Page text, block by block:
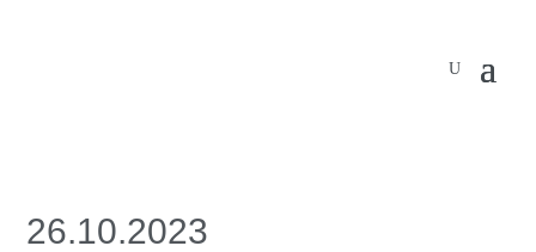
26.10.2023